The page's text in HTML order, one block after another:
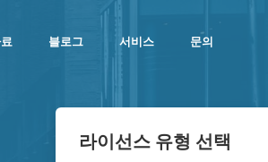
블로그 서비스 문의
라이선스 유형 선택